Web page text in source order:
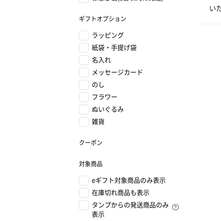
ギフトオプション
ラッピング
紙袋・手提げ袋
名入れ
メッセージカード
のし
フラワー
ぬいぐるみ
雑貨
クーポン
対象商品
eギフト対象商品のみ表示
在庫切れ商品も表示
タンプからの発送商品のみ
表示
い